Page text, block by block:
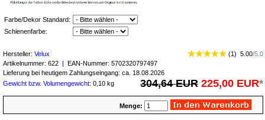
Farbe/Dekor Standard:
Schienenfarbe:
Hersteller: Velux (1) 5.00/5.0
Artikelnummer: 622 | EAN-Nummer: 5702320797497
Lieferung bei heutigem Zahlungseingang: ca. 18.08.2026
Gewicht bzw. Volumengewicht: 0,10 kg 304,64 EUR 225,00 EUR*
Menge: